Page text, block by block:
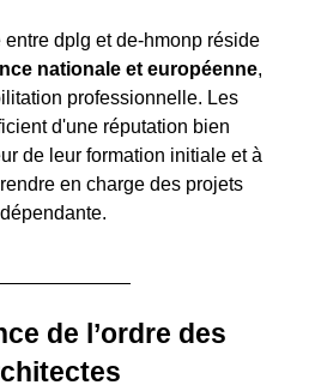
dplg et de-hmonp réside
nationale et européenne,
professionnelle. Les
d'une réputation bien
de leur formation initiale et à
en charge des projets
de l’ordre des